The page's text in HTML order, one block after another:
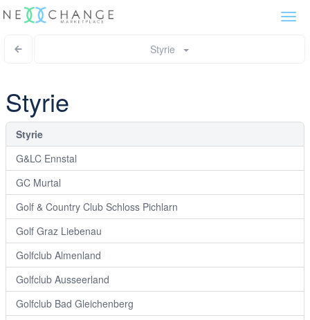
Styrie
Styrie
Styrie
G&LC Ennstal
GC Murtal
Golf & Country Club Schloss Pichlarn
Golf Graz Liebenau
Golfclub Almenland
Golfclub Ausseerland
Golfclub Bad Gleichenberg